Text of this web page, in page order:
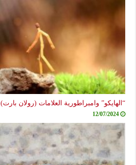
“الهايكو” وامبراطورية العلامات (رولان بارت)
12/07/2024